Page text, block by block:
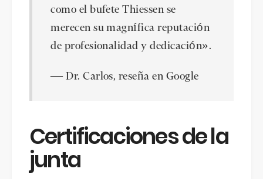
como el bufete Thiessen se
merecen su magnífica reputación
de profesionalidad y dedicación».
— Dr. Carlos, reseña en Google
Certificaciones de la
junta